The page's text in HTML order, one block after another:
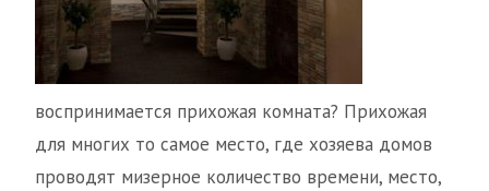
воспринимается прихожая комната? Прихожая
для многих то самое место, где хозяева домов
проводят мизерное количество времени, место,